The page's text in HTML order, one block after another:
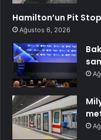
Hamilton’un Pit
Ağustos 6, 2026